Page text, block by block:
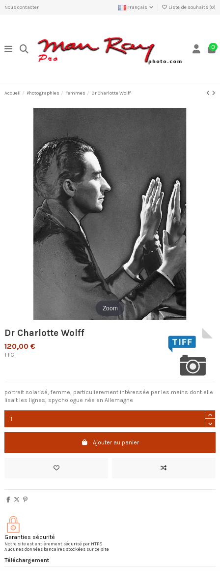
Nous contacter Français Liste de souhaits (0)
0
Accueil Photographies Femmes Dr Charlotte Wolff
Zoom
Dr Charlotte Wolff
120,00 €
TTC
portrait solarisé, femme, particulierement intéressée par les mains dont elle
lisait les lignes, spychologue née en Allemagne
Ajouter au panier
Garanties sécurité
Notre site est entièrement sécurisé par HTPS
Aucunes données bancaires stockées sur ce site
Téléchargement